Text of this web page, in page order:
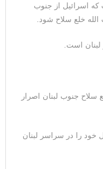
که اسرائیل از جنوب
خلع سلاح شود.
است.
جنوب لبنان اصرار
را در سراسر لبنان